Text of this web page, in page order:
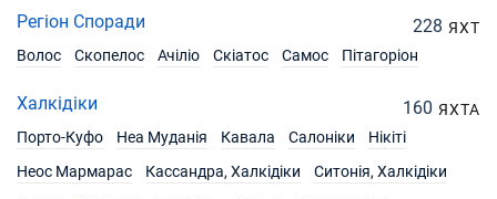
Регіон Споради 228 ЯХТ
Волос
Скопелос Ачіліо Скіатос Самос Пітагоріон
Халкідіки 160 ЯХТА
Порто-Куфо
Неа Муданія Кавала Салоніки
Нікіті
Неос Мармарас
Кассандра, Халкідіки
Ситонія, Халкідіки